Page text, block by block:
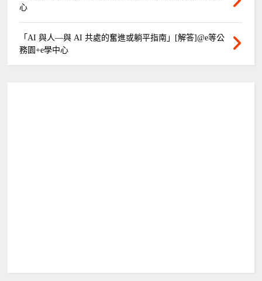
心
「AI 與人—與 AI 共處的奮進或躺平指南」[解答]@e等公
務園+e學中心